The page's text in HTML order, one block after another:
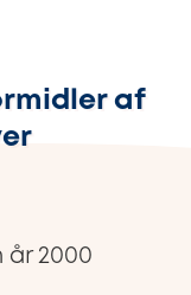
af
år 2000